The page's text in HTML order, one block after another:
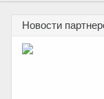
Новости